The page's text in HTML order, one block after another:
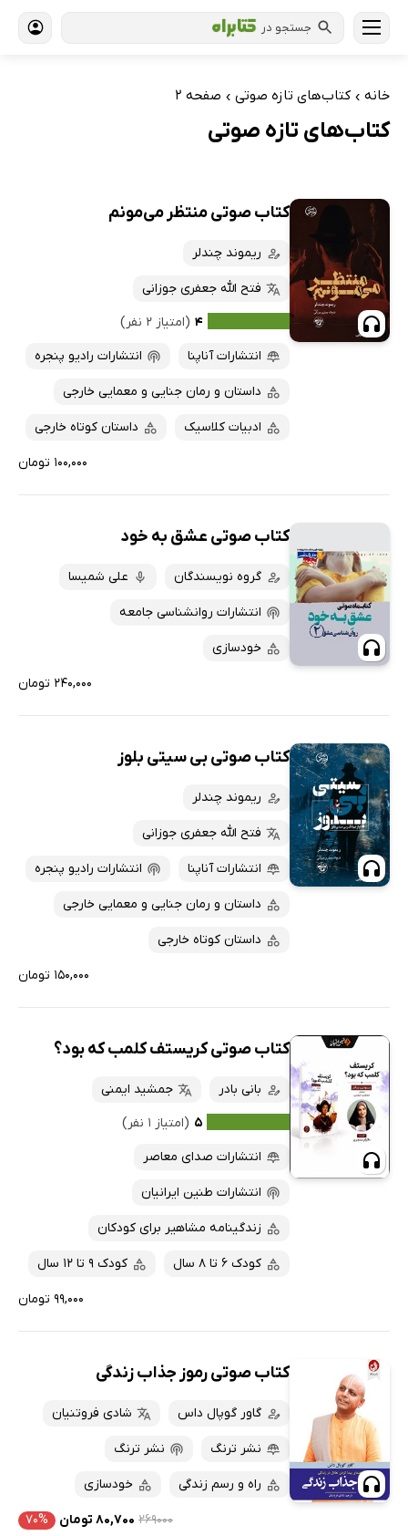
جستجو در
خانه › کتاب‌های تازه صوتی › صفحه 2
کتاب‌های تازه صوتی
کتاب صوتی منتظر می‌مونم
ریموند چندلر
فتح الله جعفری جوزانی
۴ (امتیاز ۲ نفر)
انتشارات آناپنا
انتشارات رادیو پنجره
داستان و رمان جنایی و معمایی خارجی
ادبیات کلاسیک داستان کوتاه خارجی
۱۰۰,۰۰۰ تومان
کتاب صوتی عشق به خود
گروه نویسندگان علی شمیسا
انتشارات روانشناسی جامعه
خودسازی
۲۴۰,۰۰۰ تومان
کتاب صوتی بی سیتی بلوز
ریموند چندلر
فتح الله جعفری جوزانی
انتشارات آناپنا انتشارات رادیو پنجره
داستان و رمان جنایی و معمایی خارجی
داستان کوتاه خارجی
۱۵۰,۰۰۰ تومان
کتاب صوتی کریستف کلمب که بود؟
بانی بادر
جمشید ایمنی
۵ (امتیاز ۱ نفر)
انتشارات صدای معاصر
انتشارات طنین ایرانیان
زندگینامه مشاهیر برای کودکان
کودک 6 تا 8 سال کودک 9 تا 12 سال
۹۹,۰۰۰ تومان
کتاب صوتی رموز جذاب زندگی
گاور گوپال داس شادی فروتنیان
نشر ترنگ نشر ترنگ
راه و رسم زندگی خودسازی
۲۶۹۰۰۰ ۸۰,۷۰۰ تومان ۷۰%